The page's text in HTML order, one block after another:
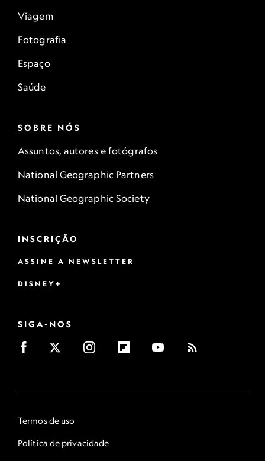
Viagem
Fotografia
Espaço
Saúde
SOBRE NÓS
Assuntos, autores e fotógrafos
National Geographic Partners
National Geographic Society
INSCRIÇÃO
ASSINE A NEWSLETTER
DISNEY+
SIGA-NOS
Termos de uso
Política de privacidade